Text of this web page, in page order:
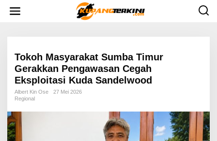
Tokoh Masyarakat Sumba Timur
Gerakkan Pengawasan Cegah
Eksploitasi Kuda Sandelwood
Albert Kin Ose
27 Mei 2026
Regional